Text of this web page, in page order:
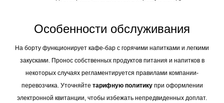
Особенности обслуживания
На борту функционирует кафе-бар с горячими напитками и легкими
закусками. Пронос собственных продуктов питания и напитков в
некоторых случаях регламентируется правилами компании-
перевозчика. Уточняйте тарифную политикупри оформлении
электронной квитанции, чтобы избежать непредвиденных доплат.